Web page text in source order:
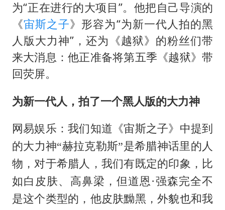
为“正在进行的大项目”。他把自己导演的
《宙斯之子》形容为“为新一代人拍的黑
人版大力神”，还为《越狱》的粉丝们带
来大消息：他正准备将第五季《越狱》带
回荧屏。
为新一代人，拍了一个黑人版的大力神
网易娱乐：我们知道《宙斯之子》中提到
的大力神“赫拉克勒斯”是希腊神话里的人
物，对于希腊人，我们有既定的印象，比
如白皮肤、高鼻梁，但道恩·强森完全不
是这个类型的，他皮肤黝黑，外貌也和我